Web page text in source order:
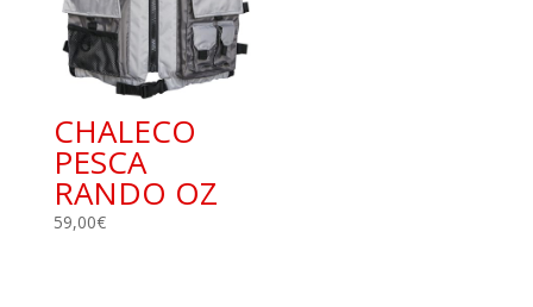
CHALECO
PESCA
RANDO OZ
59,00€